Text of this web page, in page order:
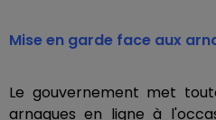
Mise en garde face aux
Le gouvernement met
arnaques en ligne à